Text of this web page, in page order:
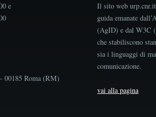
e
00185 Roma (RM)
Il sito web
guida emanate
(AgID) e dal W3C
che stabiliscono
sia i linguaggi di
comunicazione.
vai alla pagina